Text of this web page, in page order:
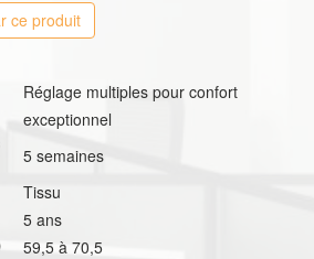
ce produit
Réglage multiples pour confort
exceptionnel
5 semaines
Tissu
5 ans
59,5 à 70,5